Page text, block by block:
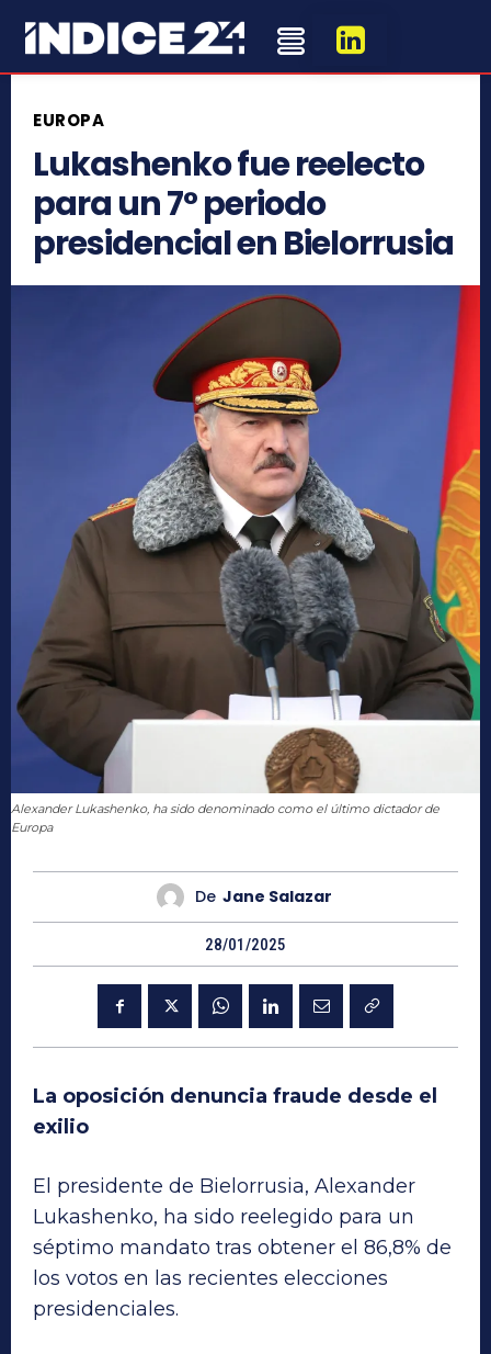
EUROPA
Lukashenko fue reelecto
para un 7° periodo
presidencial en Bielorrusia
Alexander Lukashenko, ha sido denominado como el último dictador de
Europa
De Jane Salazar
28/01/2025
La oposición denuncia fraude desde el
exilio
El presidente de Bielorrusia, Alexander
Lukashenko, ha sido reelegido para un
séptimo mandato tras obtener el 86,8% de
los votos en las recientes elecciones
presidenciales.